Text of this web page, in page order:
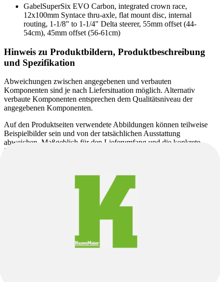
GabelSuperSix EVO Carbon, integrated crown race,
12x100mm Syntace thru-axle, flat mount disc, internal
routing, 1-1/8" to 1-1/4" Delta steerer, 55mm offset (44-
54cm), 45mm offset (56-61cm)
Hinweis zu Produktbildern, Produktbeschreibung
und Spezifikation
Abweichungen zwischen angegebenen und verbauten
Komponenten sind je nach Liefersituation möglich. Alternativ
verbaute Komponenten entsprechen dem Qualitätsniveau der
angegebenen Komponenten.
Auf den Produktseiten verwendete Abbildungen können teilweise
Beispielbilder sein und von der tatsächlichen Ausstattung
abweichen. Maßgeblich für den Lieferumfang und die konkrete
Produktausführung sind ausschließlich die angegebenen
Das angegebene Modelljahr entspricht der vom Hersteller
definierten Modellreihe und nicht zwingend dem Baujahr. Da einige
Modelle über mehrere Jahre hinweg unverändert produziert werden,
kann das tatsächliche Herstellungsjahr variieren. Unabhängig davon
Produktbeschreibungen können teilweise automatisiert generiert
sein. Trotz sorgfältiger Kontrolle können Fehler nicht vollständig